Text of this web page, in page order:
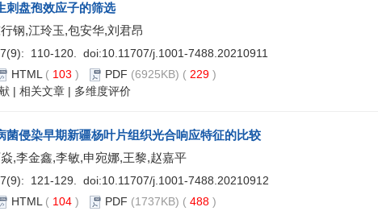
刺盘孢效应子的筛选
钢,江玲玉,包安华,刘君昂
110-120. doi:10.11707/j.1001-7488.20210911
HTML ( 103 ) PDF (6925KB) ( 229 )
| 相关文章 | 多维度评价
菌侵染早期新疆杨叶片组织光合响应特征的比较
,李金鑫,李敏,申宛娜,王黎,赵嘉平
121-129. doi:10.11707/j.1001-7488.20210912
HTML ( 104 ) PDF (1737KB) ( 488 )